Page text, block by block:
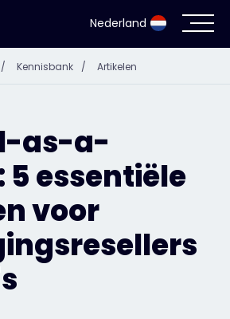
Nederland
Partner Portal
/ Kennisbank / Artikelen
as-a-
5 essentiële
voor